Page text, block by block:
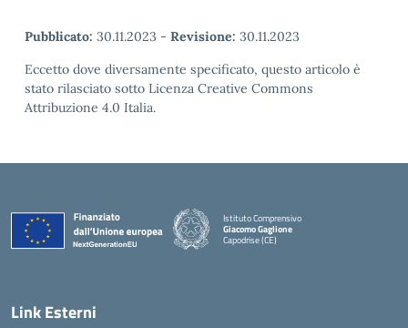
Pubblicato: 30.11.2023 - Revisione: 30.11.2023
Eccetto dove diversamente specificato, questo articolo è
stato rilasciato sotto Licenza Creative Commons
Attribuzione 4.0 Italia.
Istituto Comprensivo
Giacomo Gaglione
Capodrise (CE)
— Visita la pagina iniziale della scuola
Link Esterni